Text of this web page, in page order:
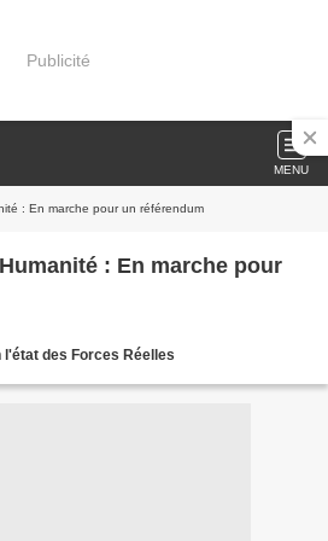
Publicité
MENU
: En marche pour un référendum
: En marche pour
l'état des Forces Réelles